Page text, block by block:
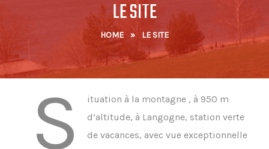
LE SITE
HOME » LE SITE
S
ituation à la montagne , à 950 m
d’altitude, à Langogne, station verte
de vacances, avec vue exceptionnelle